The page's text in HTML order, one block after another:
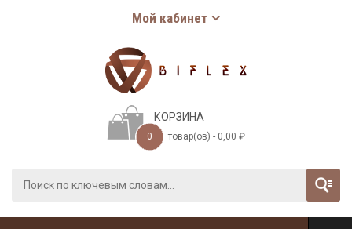
Мой кабинет
КОРЗИНА
0 товар(ов) - 0,00 ₽